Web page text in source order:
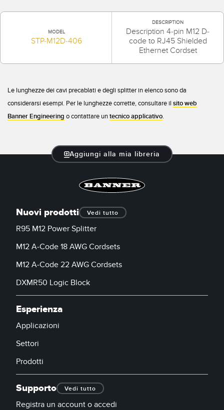
MODEL
STP-M12D-406
DESCRIPTION
Description 4-pin M12 D-
code to RJ45 Shielded
Ethernet Cordset
Le lunghezze dei cavi precablati e degli splitter in elenco sono da
considerarsi esempi. Per le lunghezze corrette, consultare il sito web
Banner Engineering o contattare untecnico applicativo.
Aggiungi alla mia libreria
Nuovi prodotti Vedi tutto
R95 M12 Power Splitter
M12 A-Code 18 AWG Cordsets
M12 A-Code 22 AWG Cordsets
DXMR50 Logic Block
Esperienza
Applicazioni
Settori
Prodotti
Supporto Vedi tutto
Registra un account o accedi